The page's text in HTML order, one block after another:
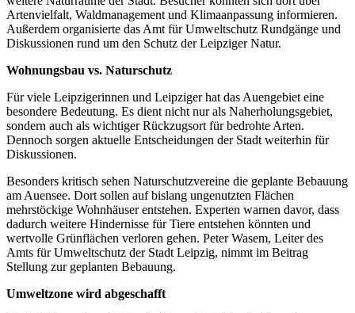
Artenvielfalt, Waldmanagement und Klimaanpassung informieren.
Außerdem organisierte das Amt für Umweltschutz Rundgänge und
Diskussionen rund um den Schutz der Leipziger Natur.
Wohnungsbau vs. Naturschutz
Für viele Leipzigerinnen und Leipziger hat das Auengebiet eine
besondere Bedeutung. Es dient nicht nur als Naherholungsgebiet,
sondern auch als wichtiger Rückzugsort für bedrohte Arten.
Dennoch sorgen aktuelle Entscheidungen der Stadt weiterhin für
Diskussionen.
Besonders kritisch sehen Naturschutzvereine die geplante Bebauung
am Auensee. Dort sollen auf bislang ungenutzten Flächen
mehrstöckige Wohnhäuser entstehen. Experten warnen davor, dass
dadurch weitere Hindernisse für Tiere entstehen könnten und
wertvolle Grünflächen verloren gehen. Peter Wasem, Leiter des
Amts für Umweltschutz der Stadt Leipzig, nimmt im Beitrag
Stellung zur geplanten Bebauung.
Umweltzone wird abgeschafft